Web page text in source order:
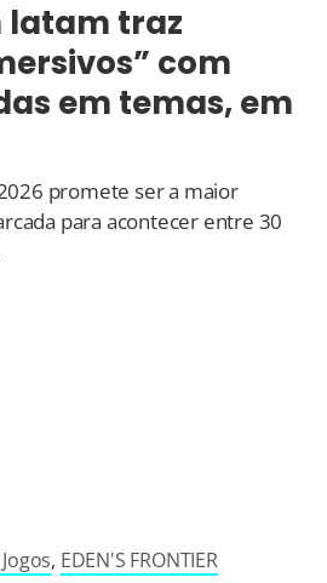
latam traz
com
em temas, em
promete ser a maior
para acontecer entre 30
, EDEN'S FRONTIER